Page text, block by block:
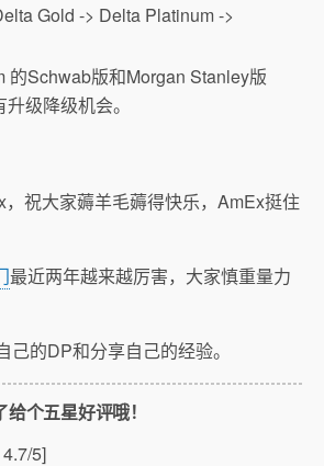
Gold -> Delta Platinum ->
的Schwab版和Morgan Stanley版
级降级机会。
祝大家薅羊毛薅得快乐，AmEx挺住
最近两年越来越厉害，大家慎重量力
己的DP和分享自己的经验。
个五星好评哦！
4.7/5]